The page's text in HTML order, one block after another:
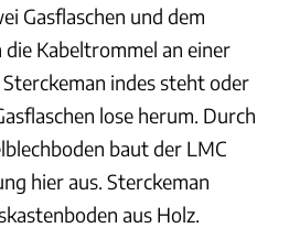
Gasflaschen und dem
Kabeltrommel an einer
indes steht oder
lose herum. Durch
baut der LMC
hier aus. Sterckeman
aus Holz.